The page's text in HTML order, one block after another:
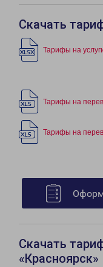
Скачать
Тарифы на
Тарифы на
Тарифы на
Скачать
«Красноярск»